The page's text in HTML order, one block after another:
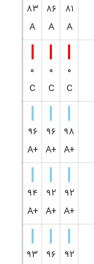
81
A
86
A
83
A
0
C
0
C
0
C
98
A+
96
A+
96
A+
92
A+
92
A+
94
A+
92
96
93